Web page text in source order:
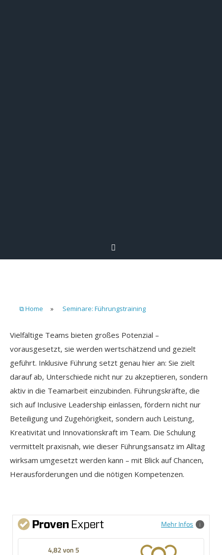
⧉ Home » Seminare: Führungstraining
Vielfältige Teams bieten großes Potenzial –
vorausgesetzt, sie werden wertschätzend und gezielt
geführt. Inklusive Führung setzt genau hier an: Sie zielt
darauf ab, Unterschiede nicht nur zu akzeptieren, sondern
aktiv in die Teamarbeit einzubinden. Führungskräfte, die
sich auf Inclusive Leadership einlassen, fördern nicht nur
Beteiligung und Zugehörigkeit, sondern auch Leistung,
Kreativität und Innovationskraft im Team. Die Schulung
vermittelt praxisnah, wie dieser Führungsansatz im Alltag
wirksam umgesetzt werden kann – mit Blick auf Chancen,
Herausforderungen und die nötigen Kompetenzen.
Mehr Infos
4,82 von 5